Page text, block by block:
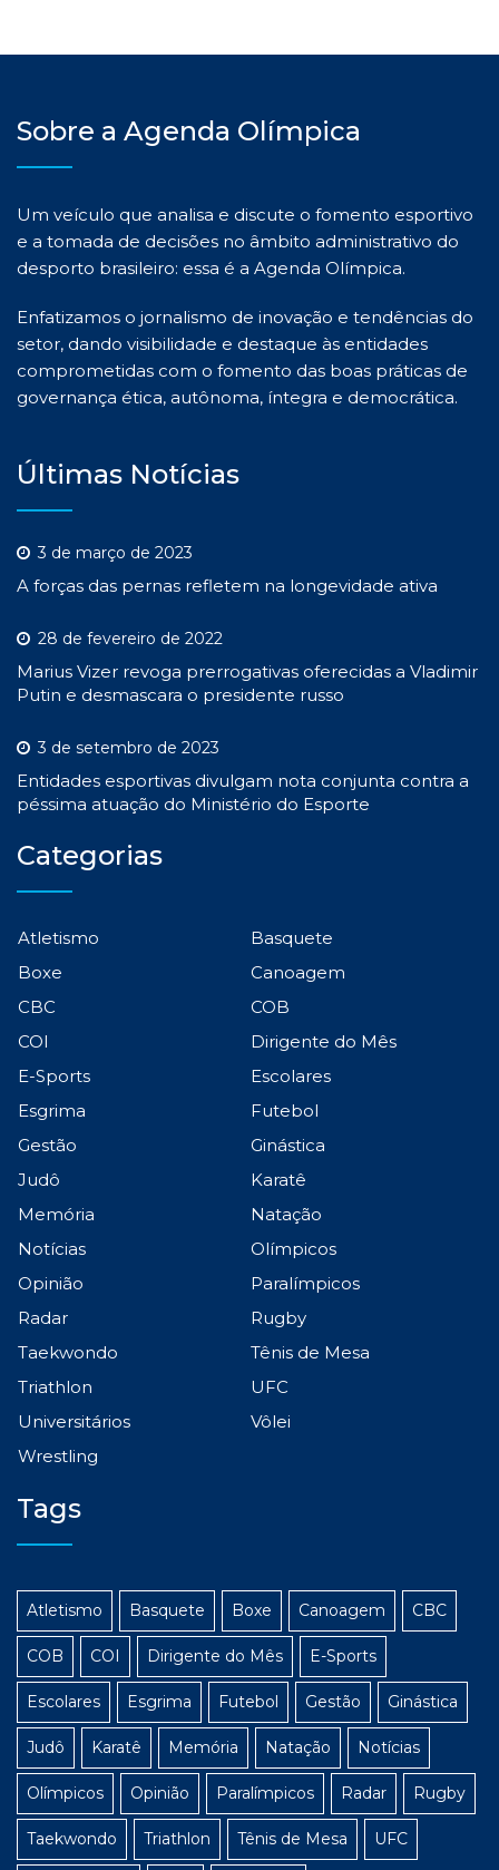
Sobre a Agenda Olímpica
Um veículo que analisa e discute o fomento esportivo
e a tomada de decisões no âmbito administrativo do
desporto brasileiro: essa é a Agenda Olímpica.
Enfatizamos o jornalismo de inovação e tendências do
setor, dando visibilidade e destaque às entidades
comprometidas com o fomento das boas práticas de
governança ética, autônoma, íntegra e democrática.
Últimas Notícias
3 de março de 2023
A forças das pernas refletem na longevidade ativa
28 de fevereiro de 2022
Marius Vizer revoga prerrogativas oferecidas a Vladimir
Putin e desmascara o presidente russo
3 de setembro de 2023
Entidades esportivas divulgam nota conjunta contra a
péssima atuação do Ministério do Esporte
Categorias
Atletismo
Basquete
Boxe
Canoagem
CBC
COB
COI
Dirigente do Mês
E-Sports
Escolares
Esgrima
Futebol
Gestão
Ginástica
Judô
Karatê
Memória
Natação
Notícias
Olímpicos
Opinião
Paralímpicos
Radar
Rugby
Taekwondo
Tênis de Mesa
Triathlon
UFC
Universitários
Vôlei
Wrestling
Tags
Atletismo Basquete Boxe Canoagem CBC
COB COI Dirigente do Mês E-Sports
Escolares Esgrima Futebol Gestão Ginástica
Judô Karatê Memória Natação Notícias
Olímpicos Opinião Paralímpicos Radar Rugby
Taekwondo Triathlon Tênis de Mesa UFC